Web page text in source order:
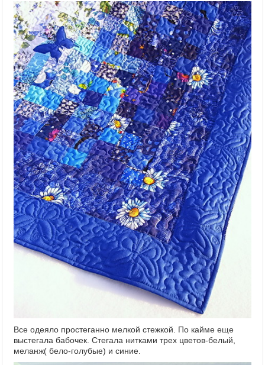
Все одеяло простеганно мелкой стежкой. По кайме еще
выстегала бабочек. Стегала нитками трех цветов-белый,
меланж( бело-голубые) и синие.